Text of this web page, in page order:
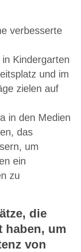
verbesserte
Kindergarten
und im
zielen auf
in den Medien
das
um
ein
zu
die
haben, um
von